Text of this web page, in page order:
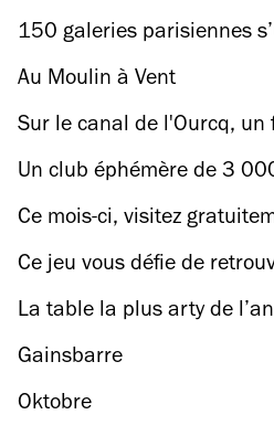
rock parisien rouvre ses
150 galeries parisiennes
d’un festival, et on vous
programme
Au Moulin à Vent
Sur le canal de l'Ourcq, un
propose dix verres à 20€
Un club éphémère de 3
s’installe au Centre
Ce mois-ci, visitez
d’artistes dans une
de 20 000 m2
Ce jeu vous défie de
stations de métro… de tête
La table la plus arty de
un central téléphonique
Gainsbarre
Oktobre